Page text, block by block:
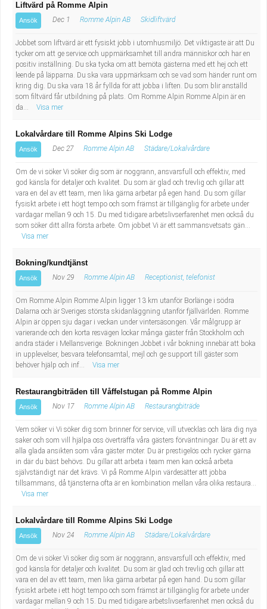
Liftvärd på Romme Alpin
Ansök Dec 1 Romme Alpin AB Skidliftvärd
Jobbet som liftvärd är ett fysiskt jobb i utomhusmiljö. Det viktigaste är att Du
tycker om att ge service och uppmärksamhet till andra människor och har en
positiv inställning. Du ska tycka om att bemöta gästerna med ett hej och ett
leende på läpparna. Du ska vara uppmärksam och se vad som händer runt om
kring dig. Du ska vara 18 år fyllda för att jobba i liften. Du som blir anställd
som filtvärd får utbildning på plats. Om Romme Alpin Romme Alpin är en
da...
Visa mer
Lokalvårdare till Romme Alpins Ski Lodge
Ansök Dec 27 Romme Alpin AB Städare/Lokalvårdare
Om de vi söker Vi söker dig som är noggrann, ansvarsfull och effektiv, med
god känsla för detaljer och kvalitet. Du som är glad och trevlig och gillar att
vara en del av ett team, men lika gärna arbetar på egen hand. Du som gillar
fysiskt arbete i ett högt tempo och som främst är tillgänglig för arbete under
vardagar mellan 9 och 15. Du med tidigare arbetslivserfarenhet men också du
som söker ditt allra första arbete. Om jobbet Vi är ett sammansvetsats gän...
Visa mer
Bokning/kundtjänst
Ansök Nov 29 Romme Alpin AB Receptionist, telefonist
Om Romme Alpin Romme Alpin ligger 13 km utanför Borlänge i södra
Dalarna och är Sveriges största skidanläggning utanför fjällvärlden. Romme
Alpin är öppen sju dagar i veckan under vintersäsongen. Vår målgrupp är
varierande och den korta resvägen lockar många gäster från Stockholm och
andra städer i Mellansverige. Bokningen Jobbet i vår bokning innebär att boka
in upplevelser, besvara telefonsamtal, mejl och ge support till gäster som
behöver hjälp och inf...
Visa mer
Restaurangbiträden till Våffelstugan på Romme Alpin
Ansök Nov 17 Romme Alpin AB Restaurangbiträde
Vem söker vi Vi söker dig som brinner för service, vill utvecklas och lära dig nya
saker och som vill hjälpa oss överträffa våra gästers förväntningar. Du är ett av
alla glada ansikten som våra gäster möter. Du är prestigelös och rycker gärna
in där du bäst behövs. Du gillar att arbeta i team men kan också arbeta
självständigt när det krävs. Vi på Romme Alpin värdesätter att jobba
tillsammans, då tjänsterna ofta är en kombination mellan våra olika restaura...
Visa mer
Lokalvårdare till Romme Alpins Ski Lodge
Ansök Nov 24 Romme Alpin AB Städare/Lokalvårdare
Om de vi söker Vi söker dig som är noggrann, ansvarsfull och effektiv, med
god känsla för detaljer och kvalitet. Du som är glad och trevlig och gillar att
vara en del av ett team, men lika gärna arbetar på egen hand. Du som gillar
fysiskt arbete i ett högt tempo och som främst är tillgänglig för arbete under
vardagar mellan 9 och 15. Du med tidigare arbetslivserfarenhet men också du